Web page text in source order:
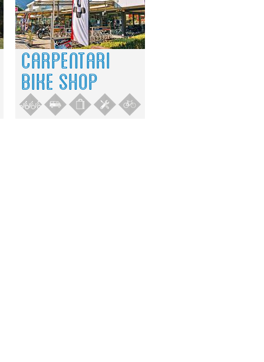
CARPENTARI
BIKE SHOP